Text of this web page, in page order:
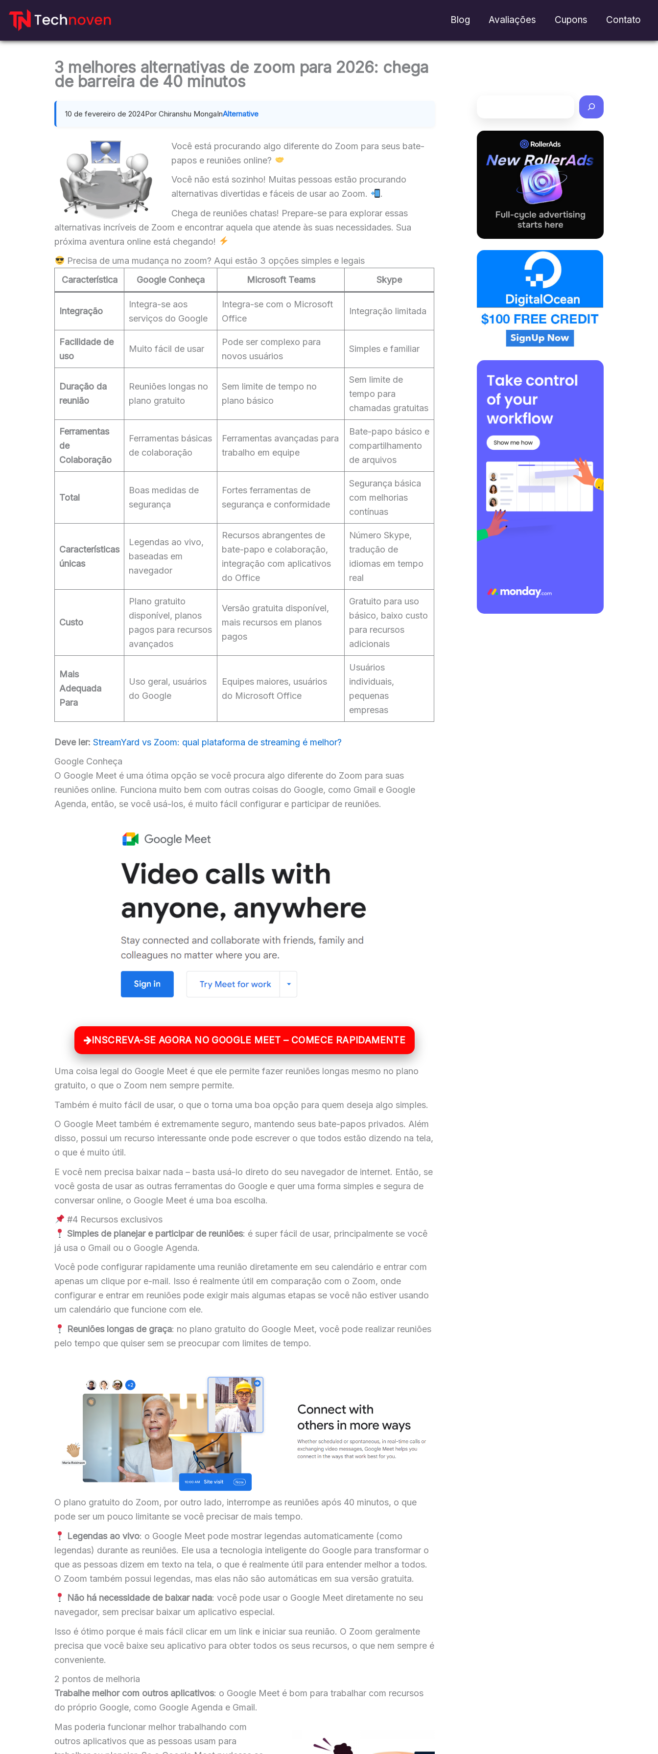
Blog Avaliações Cupons Contato
3 melhores alternativas de zoom para 2026: chega
de barreira de 40 minutos
10 de fevereiro de 2024Por Chiranshu MongaInAlternative
Você está procurando algo diferente do Zoom para seus bate-
papos e reuniões online?
Você não está sozinho! Muitas pessoas estão procurando
alternativas divertidas e fáceis de usar ao Zoom.
.
Chega de reuniões chatas! Prepare-se para explorar essas
alternativas incríveis de Zoom e encontrar aquela que atende às suas necessidades. Sua
próxima aventura online está chegando!
Precisa de uma mudança no zoom? Aqui estão 3 opções simples e legais
Característica
Google Conheça Microsoft Teams Skype
Integração
Integra-se aos
serviços do Google
Integra-se com o Microsoft
Office
Integração limitada
Facilidade de
uso
Muito fácil de usar
Pode ser complexo para
novos usuários
Simples e familiar
Duração da
reunião
Reuniões longas no
plano gratuito
Sem limite de tempo no
plano básico
Sem limite de
tempo para
chamadas gratuitas
Ferramentas
de
Colaboração
Ferramentas básicas
de colaboração
Ferramentas avançadas para
trabalho em equipe
Bate-papo básico e
compartilhamento
de arquivos
Total
Boas medidas de
segurança
Fortes ferramentas de
segurança e conformidade
Segurança básica
com melhorias
contínuas
Características
únicas
Legendas ao vivo,
baseadas em
navegador
Recursos abrangentes de
bate-papo e colaboração,
integração com aplicativos
do Office
Número Skype,
tradução de
idiomas em tempo
real
Custo
Plano gratuito
disponível, planos
pagos para recursos
avançados
Versão gratuita disponível,
mais recursos em planos
pagos
Gratuito para uso
básico, baixo custo
para recursos
adicionais
Mais
Adequada
Para
Uso geral, usuários
do Google
Equipes maiores, usuários
do Microsoft Office
Usuários
individuais,
pequenas
empresas
Deve ler: StreamYard vs Zoom: qual plataforma de streaming é melhor?
Google Conheça
O Google Meet é uma ótima opção se você procura algo diferente do Zoom para suas
reuniões online. Funciona muito bem com outras coisas do Google, como Gmail e Google
Agenda, então, se você usá-los, é muito fácil configurar e participar de reuniões.
INSCREVA-SE AGORA NO GOOGLE MEET – COMECE RAPIDAMENTE
Uma coisa legal do Google Meet é que ele permite fazer reuniões longas mesmo no plano
gratuito, o que o Zoom nem sempre permite.
Também é muito fácil de usar, o que o torna uma boa opção para quem deseja algo simples.
O Google Meet também é extremamente seguro, mantendo seus bate-papos privados. Além
disso, possui um recurso interessante onde pode escrever o que todos estão dizendo na tela,
o que é muito útil.
E você nem precisa baixar nada – basta usá-lo direto do seu navegador de internet. Então, se
você gosta de usar as outras ferramentas do Google e quer uma forma simples e segura de
conversar online, o Google Meet é uma boa escolha.
#4 Recursos exclusivos
Simples de planejar e participar de reuniões: é super fácil de usar, principalmente se você
já usa o Gmail ou o Google Agenda.
Você pode configurar rapidamente uma reunião diretamente em seu calendário e entrar com
apenas um clique por e-mail. Isso é realmente útil em comparação com o Zoom, onde
configurar e entrar em reuniões pode exigir mais algumas etapas se você não estiver usando
um calendário que funcione com ele.
Reuniões longas de graça: no plano gratuito do Google Meet, você pode realizar reuniões
pelo tempo que quiser sem se preocupar com limites de tempo.
O plano gratuito do Zoom, por outro lado, interrompe as reuniões após 40 minutos, o que
pode ser um pouco limitante se você precisar de mais tempo.
Legendas ao vivo: o Google Meet pode mostrar legendas automaticamente (como
legendas) durante as reuniões. Ele usa a tecnologia inteligente do Google para transformar o
que as pessoas dizem em texto na tela, o que é realmente útil para entender melhor a todos.
O Zoom também possui legendas, mas elas não são automáticas em sua versão gratuita.
Não há necessidade de baixar nada: você pode usar o Google Meet diretamente no seu
navegador, sem precisar baixar um aplicativo especial.
Isso é ótimo porque é mais fácil clicar em um link e iniciar sua reunião. O Zoom geralmente
precisa que você baixe seu aplicativo para obter todos os seus recursos, o que nem sempre é
conveniente.
2 pontos de melhoria
Trabalhe melhor com outros aplicativos: o Google Meet é bom para trabalhar com recursos
do próprio Google, como Google Agenda e Gmail.
Mas poderia funcionar melhor trabalhando com
outros aplicativos que as pessoas usam para